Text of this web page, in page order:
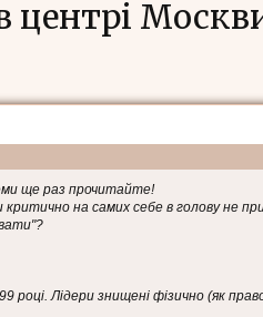
центрі
ще раз прочитайте!
критично на самих себе в голову не
році. Лідери знищені фізично (як